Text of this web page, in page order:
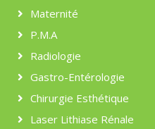
Maternité
P.M.A
Radiologie
Gastro-Entérologie
Chirurgie Esthétique
Laser Lithiase Rénale